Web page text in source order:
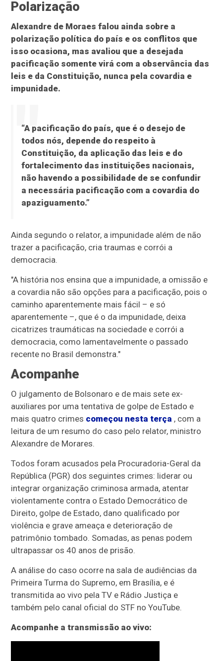
Polarização
Alexandre de Moraes falou ainda sobre a
polarização política do país e os conflitos que
isso ocasiona, mas avaliou que a desejada
pacificação somente virá com a observância das
leis e da Constituição, nunca pela covardia e
impunidade.
“A pacificação do país, que é o desejo de
todos nós, depende do respeito à
Constituição, da aplicação das leis e do
fortalecimento das instituições nacionais,
não havendo a possibilidade de se confundir
a necessária pacificação com a covardia do
apaziguamento.”
Ainda segundo o relator, a impunidade além de não
trazer a pacificação, cria traumas e corrói a
democracia.
"A história nos ensina que a impunidade, a omissão e
a covardia não são opções para a pacificação, pois o
caminho aparentemente mais fácil – e só
aparentemente –, que é o da impunidade, deixa
cicatrizes traumáticas na sociedade e corrói a
democracia, como lamentavelmente o passado
recente no Brasil demonstra."
Acompanhe
O julgamento de Bolsonaro e de mais sete ex-
auxiliares por uma tentativa de golpe de Estado e
mais quatro crimes começou nesta terça , com a
leitura de um resumo do caso pelo relator, ministro
Alexandre de Morares.
Todos foram acusados pela Procuradoria-Geral da
República (PGR) dos seguintes crimes: liderar ou
integrar organização criminosa armada, atentar
violentamente contra o Estado Democrático de
Direito, golpe de Estado, dano qualificado por
violência e grave ameaça e deterioração de
patrimônio tombado. Somadas, as penas podem
ultrapassar os 40 anos de prisão.
A análise do caso ocorre na sala de audiências da
Primeira Turma do Supremo, em Brasília, e é
transmitida ao vivo pela TV e Rádio Justiça e
também pelo canal oficial do STF no YouTube.
Acompanhe a transmissão ao vivo: